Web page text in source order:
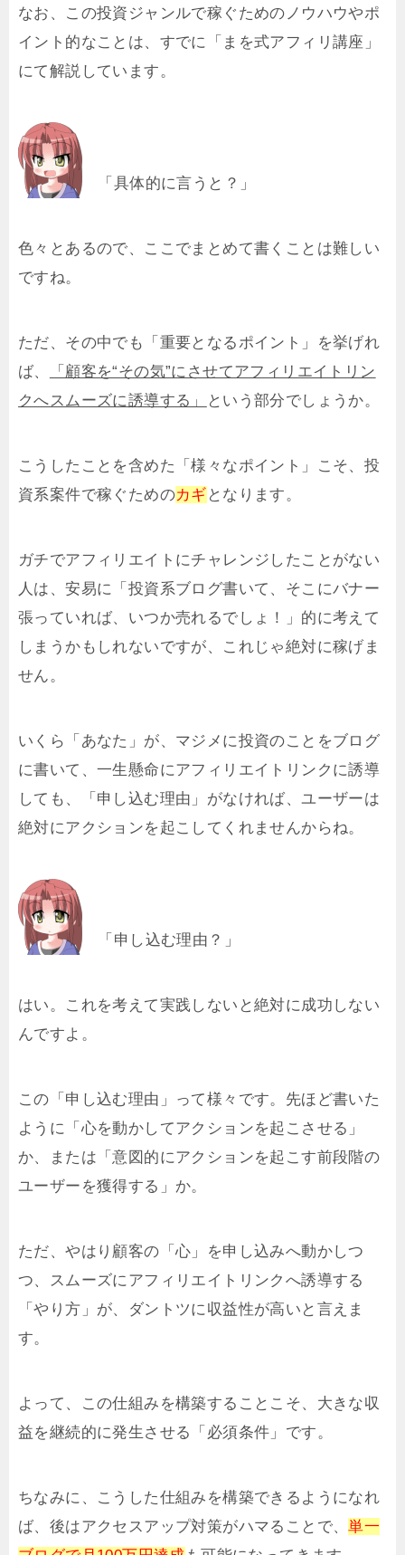
なお、この投資ジャンルで稼ぐためのノウハウやポ
イント的なことは、すでに「まを式アフィリ講座」
にて解説しています。
「具体的に言うと？」
色々とあるので、ここでまとめて書くことは難しい
ですね。
ただ、その中でも「重要となるポイント」を挙げれ
ば、
「顧客を“その気”にさせてアフィリエイトリン
クへスムーズに誘導する」
という部分でしょうか。
こうしたことを含めた「様々なポイント」こそ、投
資系案件で稼ぐためのカギ となります。
ガチでアフィリエイトにチャレンジしたことがない
人は、安易に「投資系ブログ書いて、そこにバナー
張っていれば、いつか売れるでしょ！」的に考えて
しまうかもしれないですが、これじゃ絶対に稼げま
せん。
いくら「あなた」が、マジメに投資のことをブログ
に書いて、一生懸命にアフィリエイトリンクに誘導
しても、「申し込む理由」がなければ、ユーザーは
絶対にアクションを起こしてくれませんからね。
「申し込む理由？」
はい。これを考えて実践しないと絶対に成功しない
んですよ。
この「申し込む理由」って様々です。先ほど書いた
ように「心を動かしてアクションを起こさせる」
か、または「意図的にアクションを起こす前段階の
ユーザーを獲得する」か。
ただ、やはり顧客の「心」を申し込みへ動かしつ
つ、スムーズにアフィリエイトリンクへ誘導する
「やり方」が、ダントツに収益性が高いと言えま
す。
よって、この仕組みを構築することこそ、大きな収
益を継続的に発生させる「必須条件」です。
ちなみに、こうした仕組みを構築できるようになれ
ば、後はアクセスアップ対策がハマることで、単一